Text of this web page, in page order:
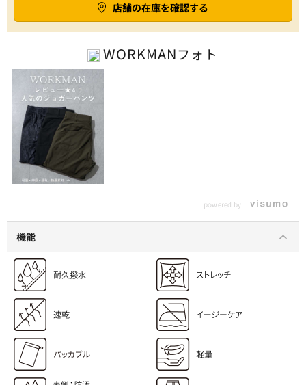
店舗の在庫を確認する
WORKMANフォト
powered by
機能